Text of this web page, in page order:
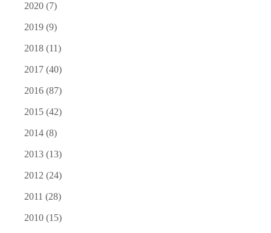
2020 (7)
2019 (9)
2018 (11)
2017 (40)
2016 (87)
2015 (42)
2014 (8)
2013 (13)
2012 (24)
2011 (28)
2010 (15)